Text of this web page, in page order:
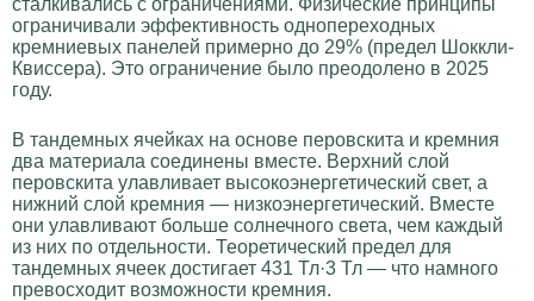
ограничивали эффективность однопереходных
кремниевых панелей примерно до 29% (предел Шоккли-
Квиссера). Это ограничение было преодолено в 2025
году.
В тандемных ячейках на основе перовскита и кремния
два материала соединены вместе. Верхний слой
перовскита улавливает высокоэнергетический свет, а
нижний слой кремния — низкоэнергетический. Вместе
они улавливают больше солнечного света, чем каждый
из них по отдельности. Теоретический предел для
тандемных ячеек достигает 431 Тл·3 Тл — что намного
превосходит возможности кремния.